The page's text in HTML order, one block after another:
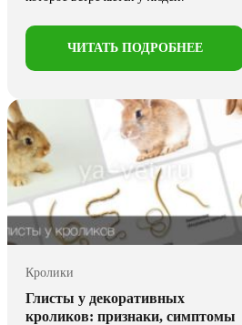
ЧИТАТЬ ПОДРОБНЕЕ
Кролики
Глисты у декоративных
кроликов: признаки, симптомы